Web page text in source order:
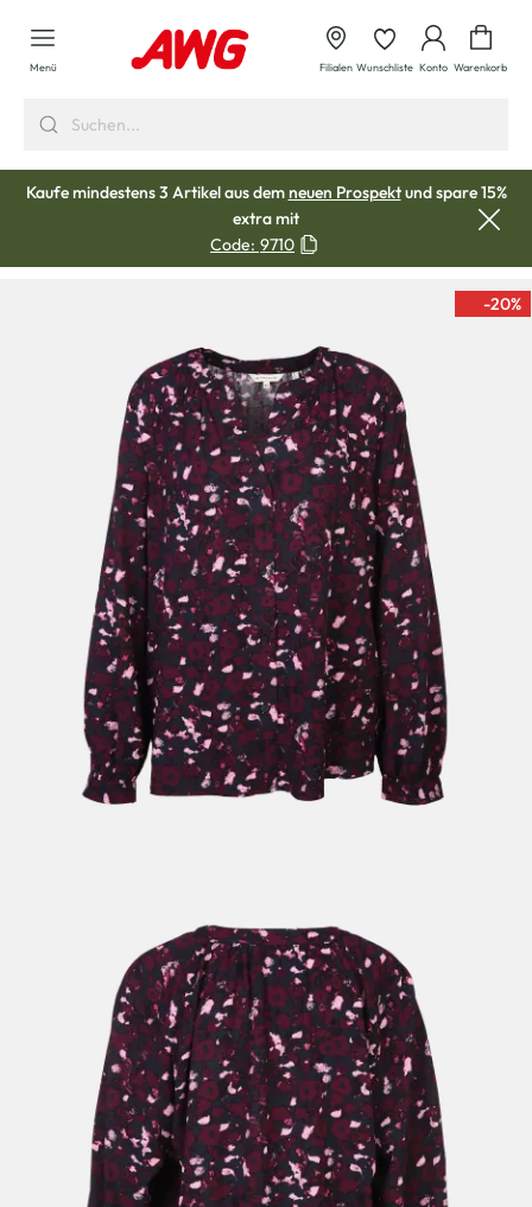
springen
Menü Filialen Wunschliste Konto Warenkorb
Kaufe mindestens 3 Artikel aus demneuen Prospektund spare 15%
extra mit
Code: 9710
-20%